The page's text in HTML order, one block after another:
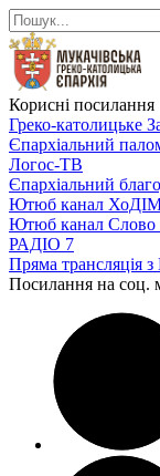
Корисні посилання
Греко-католицьке
Єпархіальний
Логос-ТВ
Єпархіальний
Ютюб канал
Ютюб канал Слово
РАДІО 7
Пряма трансляція
Посилання на соц.